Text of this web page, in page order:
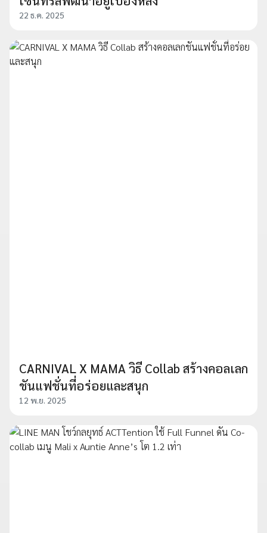
22 ธ.ค. 2025
CARNIVAL X MAMA วิธี Collab สร้างคอลเลก
ชันแฟชั่นที่อร่อยและสนุก
12 พ.ย. 2025